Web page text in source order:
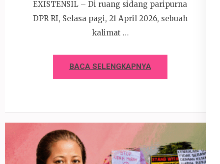
EXISTENSIL – Di ruang sidang paripurna
DPR RI, Selasa pagi, 21 April 2026, sebuah
kalimat …
BACA SELENGKAPNYA